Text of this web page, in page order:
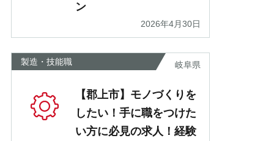
ン
2026年4月30日
製造・技能職 岐阜県
【郡上市】モノづくりを
したい！手に職をつけた
い方に必見の求人！経験